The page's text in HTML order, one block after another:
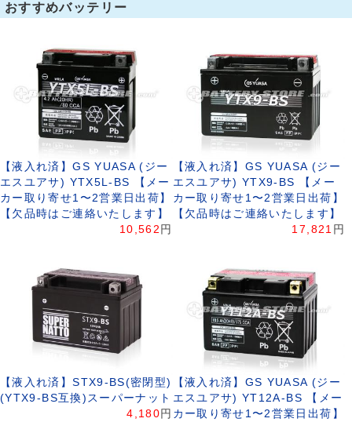
おすすめバッテリー
【液入れ済】GS YUASA (ジー
エスユアサ) YTX5L-BS 【メー
カー取り寄せ1〜2営業日出荷】
【欠品時はご連絡いたします】
10,562 円
【液入れ済】GS YUASA (ジー
エスユアサ) YTX9-BS 【メー
カー取り寄せ1〜2営業日出荷】
【欠品時はご連絡いたします】
17,821 円
【液入れ済】STX9-BS(密閉型)
(YTX9-BS互換)スーパーナット
4,180円
【液入れ済】GS YUASA (ジー
エスユアサ) YT12A-BS 【メー
カー取り寄せ1〜2営業日出荷】